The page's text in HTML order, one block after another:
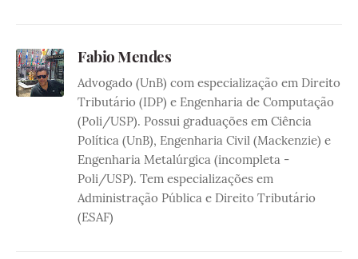
Fabio Mendes
Advogado (UnB) com especialização em Direito
Tributário (IDP) e Engenharia de Computação
(Poli/USP). Possui graduações em Ciência
Política (UnB), Engenharia Civil (Mackenzie) e
Engenharia Metalúrgica (incompleta -
Poli/USP). Tem especializações em
Administração Pública e Direito Tributário
(ESAF)